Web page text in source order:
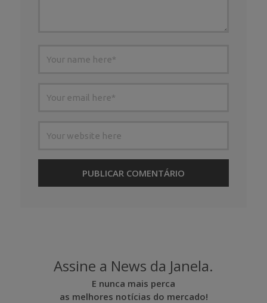
Assine a News da Janela.
E nunca mais perca
as melhores notícias do mercado!